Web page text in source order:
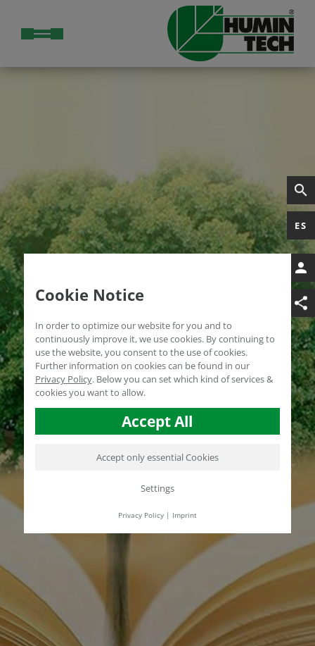
ES
Cookie Notice
In order to optimize our website for you and to
continuously improve it, we use cookies. By continuing to
use the website, you consent to the use of cookies.
Further information on cookies can be found in our
Privacy Policy. Below you can set which kind of services &
cookies you want to allow.
Accept All
Accept only essential Cookies
Settings
Privacy Policy| Imprint